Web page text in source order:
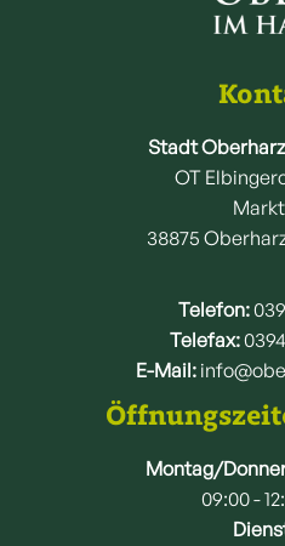
Stadt
OT
Markt
38875
Telefon:
Telefax:
E-Mail:
Montag/
09:00 -